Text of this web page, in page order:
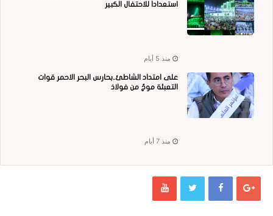
استعدادا للاحتفال الكبير
منذ 5 أيام
على امتداد الشاطئ..بحارس البحر الاحمر قوات
التعبئة موجٌ من فولاذ
منذ 7 أيام